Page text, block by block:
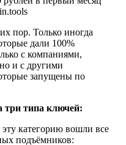
пор. Только иногда
дали 100%
с компаниями,
и с другими
запущены по
три типа ключей:
категорию вошли все
подъёмников: